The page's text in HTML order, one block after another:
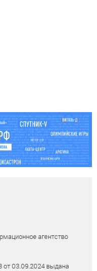
агентство
03.09.2024 выдана